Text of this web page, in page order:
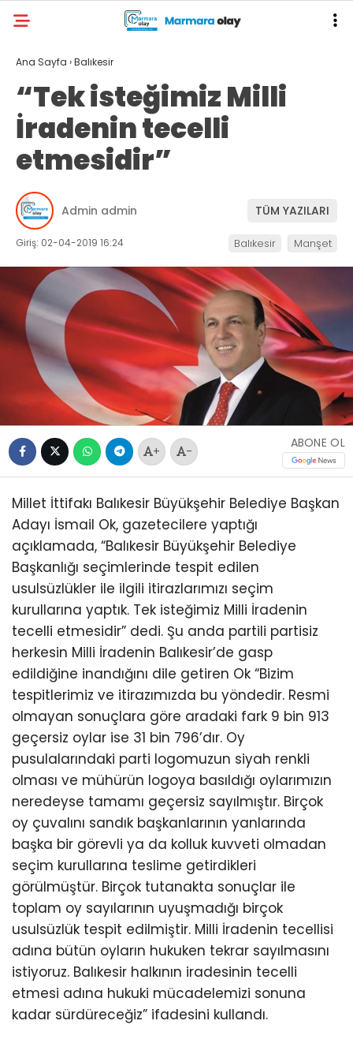
Ana Sayfa ›Balıkesir
“Tek isteğimiz Milli
İradenin tecelli
etmesidir”
Admin admin TÜM YAZILARI
Giriş: 02-04-2019 16:24 Balıkesir Manşet
+ -
ABONE OL
Millet İttifakı Balıkesir Büyükşehir Belediye Başkan
Adayı İsmail Ok, gazetecilere yaptığı
açıklamada, “Balıkesir Büyükşehir Belediye
Başkanlığı seçimlerinde tespit edilen
usulsüzlükler ile ilgili itirazlarımızı seçim
kurullarına yaptık. Tek isteğimiz Milli İradenin
tecelli etmesidir” dedi. Şu anda partili partisiz
herkesin Milli İradenin Balıkesir’de gasp
edildiğine inandığını dile getiren Ok “Bizim
tespitlerimiz ve itirazımızda bu yöndedir. Resmi
olmayan sonuçlara göre aradaki fark 9 bin 913
geçersiz oylar ise 31 bin 796’dır. Oy
pusulalarındaki parti logomuzun siyah renkli
olması ve mühürün logoya basıldığı oylarımızın
neredeyse tamamı geçersiz sayılmıştır. Birçok
oy çuvalını sandık başkanlarının yanlarında
başka bir görevli ya da kolluk kuvveti olmadan
seçim kurullarına teslime getirdikleri
görülmüştür. Birçok tutanakta sonuçlar ile
toplam oy sayılarının uyuşmadığı birçok
usulsüzlük tespit edilmiştir. Milli İradenin tecellisi
adına bütün oyların hukuken tekrar sayılmasını
istiyoruz. Balıkesir halkının iradesinin tecelli
etmesi adına hukuki mücadelemizi sonuna
kadar sürdüreceğiz” ifadesini kullandı.